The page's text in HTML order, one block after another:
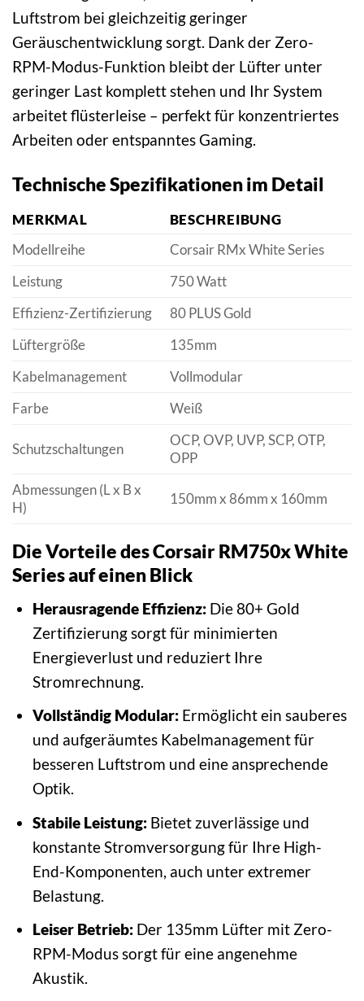
Luftstrom bei gleichzeitig geringer
Geräuschentwicklung sorgt. Dank der Zero-
RPM-Modus-Funktion bleibt der Lüfter unter
geringer Last komplett stehen und Ihr System
arbeitet flüsterleise – perfekt für konzentriertes
Arbeiten oder entspanntes Gaming.
Technische Spezifikationen im Detail
MERKMAL
BESCHREIBUNG
Modellreihe
Corsair RMx White Series
Leistung
750 Watt
Effizienz-Zertifizierung
80 PLUS Gold
Lüftergröße
135mm
Kabelmanagement
Vollmodular
Farbe
Weiß
Schutzschaltungen
OCP, OVP, UVP, SCP, OTP,
OPP
Abmessungen (L x B x
H)
150mm x 86mm x 160mm
Die Vorteile des Corsair RM750x White
Series auf einen Blick
Herausragende Effizienz:Die 80+ Gold
Zertifizierung sorgt für minimierten
Energieverlust und reduziert Ihre
Stromrechnung.
Vollständig Modular:Ermöglicht ein sauberes
und aufgeräumtes Kabelmanagement für
besseren Luftstrom und eine ansprechende
Optik.
Stabile Leistung:Bietet zuverlässige und
konstante Stromversorgung für Ihre High-
End-Komponenten, auch unter extremer
Belastung.
Leiser Betrieb:Der 135mm Lüfter mit Zero-
RPM-Modus sorgt für eine angenehme
Akustik.